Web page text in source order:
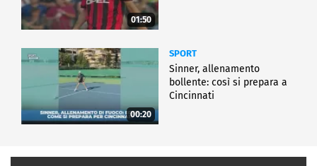
01:50
00:20
SPORT
Sinner, allenamento
bollente: così si prepara a
Cincinnati